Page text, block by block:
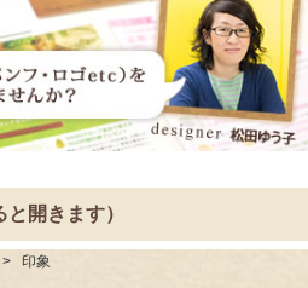
開きます）
> 印象